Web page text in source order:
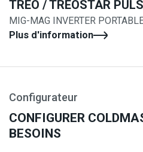
TREO / TREOSTAR
MIG-MAG INVERTER
Plus d'information
Configurateur
CONFIGURER
BESOINS